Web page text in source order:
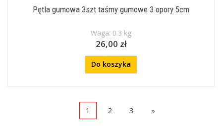
Pętla gumowa 3szt taśmy gumowe 3 opory 5cm
Waga: 0.3 kg
26,00 zł
Do koszyka
1 2 3 »